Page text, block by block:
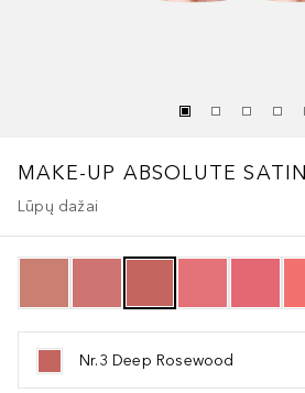
MAKE-UP ABSOLUTE
Lūpų dažai
Nr.3 Deep Rosewood